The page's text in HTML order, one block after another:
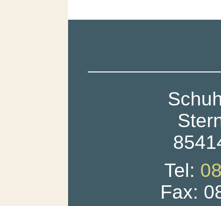
Tel:
Fax: